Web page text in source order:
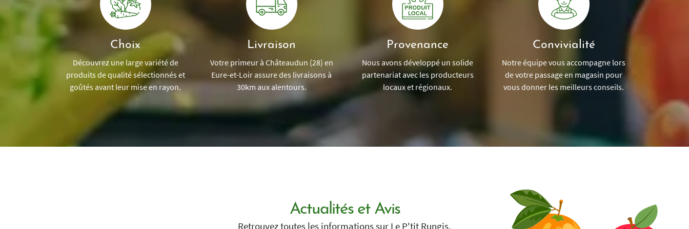
Choix
Découvrez une large variété de
produits de qualité sélectionnés et
goûtés avant leur mise en rayon.
Livraison
Votre primeur à Châteaudun (28) en
Eure-et-Loir assure des livraisons à
30km aux alentours.
Provenance
Nous avons développé un solide
partenariat avec les producteurs
locaux et régionaux.
Convivialité
Notre équipe vous accompagne lors
de votre passage en magasin pour
vous donner les meilleurs conseils.
Actualités et Avis
Retrouvez toutes les informations sur Le P'tit Rungis,